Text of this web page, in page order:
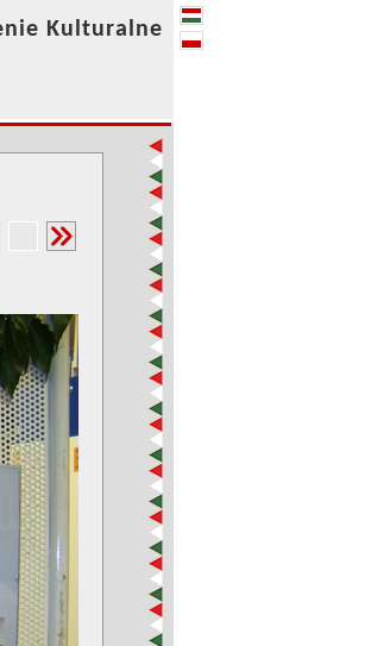
Kulturalne